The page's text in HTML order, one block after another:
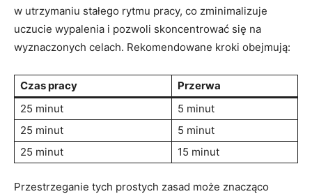
w utrzymaniu stałego rytmu ⁤pracy, co zminimalizuje
uczucie ‌wypalenia i⁢ pozwoli skoncentrować ​się na
wyznaczonych celach. Rekomendowane kroki obejmują:
Czas⁤ pracy
Przerwa
25 minut
5⁤ minut
25 minut
5 minut
25 minut
15 minut
Przestrzeganie tych​ prostych zasad może‍ znacząco